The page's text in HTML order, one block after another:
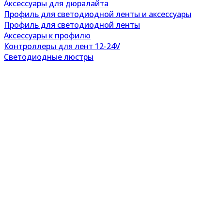
Аксессуары для дюралайта
Профиль для светодиодной ленты и аксессуары
Профиль для светодиодной ленты
Аксессуары к профилю
Контроллеры для лент 12-24V
Светодиодные люстры